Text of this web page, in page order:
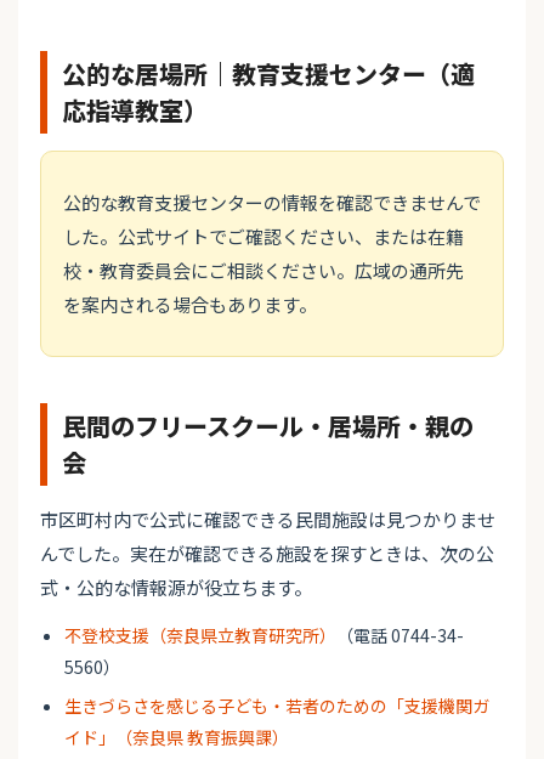
公的な居場所｜教育支援センター（適
応指導教室）
公的な教育支援センターの情報を確認できませんで
した。公式サイトでご確認ください、または在籍
校・教育委員会にご相談ください。広域の通所先
を案内される場合もあります。
民間のフリースクール・居場所・親の
会
市区町村内で公式に確認できる民間施設は見つかりませ
んでした。実在が確認できる施設を探すときは、次の公
式・公的な情報源が役立ちます。
不登校支援（奈良県立教育研究所）
（電話 0744-34-
5560）
生きづらさを感じる子ども・若者のための「支援機関ガ
イド」（奈良県 教育振興課）